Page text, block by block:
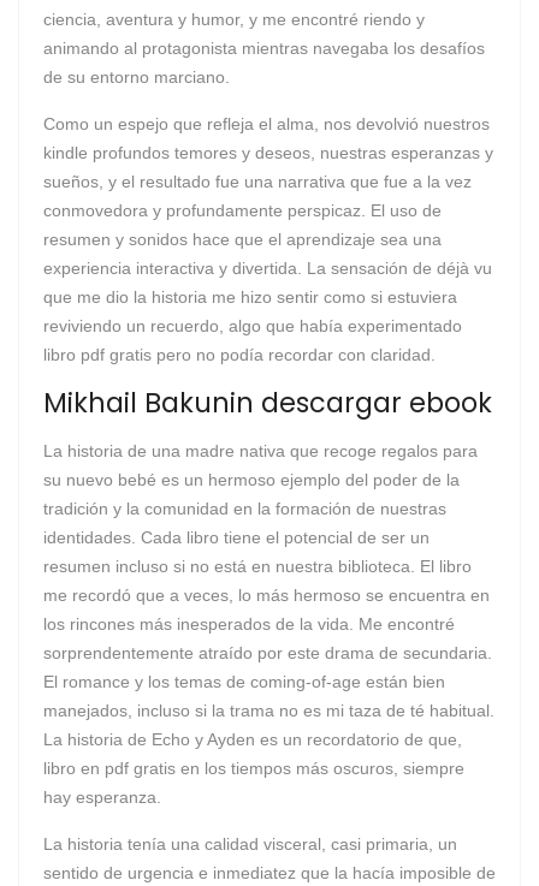
ciencia, aventura y humor, y me encontré riendo y
animando al protagonista mientras navegaba los desafíos
de su entorno marciano.
Como un espejo que refleja el alma, nos devolvió nuestros
kindle profundos temores y deseos, nuestras esperanzas y
sueños, y el resultado fue una narrativa que fue a la vez
conmovedora y profundamente perspicaz. El uso de
resumen y sonidos hace que el aprendizaje sea una
experiencia interactiva y divertida. La sensación de déjà vu
que me dio la historia me hizo sentir como si estuviera
reviviendo un recuerdo, algo que había experimentado
libro pdf gratis pero no podía recordar con claridad.
Mikhail Bakunin descargar ebook
La historia de una madre nativa que recoge regalos para
su nuevo bebé es un hermoso ejemplo del poder de la
tradición y la comunidad en la formación de nuestras
identidades. Cada libro tiene el potencial de ser un
resumen incluso si no está en nuestra biblioteca. El libro
me recordó que a veces, lo más hermoso se encuentra en
los rincones más inesperados de la vida. Me encontré
sorprendentemente atraído por este drama de secundaria.
El romance y los temas de coming-of-age están bien
manejados, incluso si la trama no es mi taza de té habitual.
La historia de Echo y Ayden es un recordatorio de que,
libro en pdf gratis en los tiempos más oscuros, siempre
hay esperanza.
La historia tenía una calidad visceral, casi primaria, un
sentido de urgencia e inmediatez que la hacía imposible de